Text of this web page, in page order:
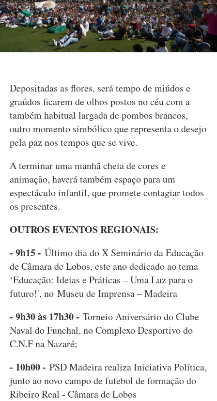
Depositadas as flores, será tempo de miúdos e
graúdos ficarem de olhos postos no céu com a
também habitual largada de pombos brancos,
outro momento simbólico que representa o desejo
pela paz nos tempos que se vive.
A terminar uma manhã cheia de cores e
animação, haverá também espaço para um
espectáculo infantil, que promete contagiar todos
os presentes.
OUTROS EVENTOS REGIONAIS:
- 9h15 - Último dia do X Seminário da Educação
de Câmara de Lobos, este ano dedicado ao tema
‘Educação: Ideias e Práticas – Uma Luz para o
futuro!', no Museu de Imprensa – Madeira
- 9h30 às 17h30 - Torneio Aniversário do Clube
Naval do Funchal, no Complexo Desportivo do
C.N.F na Nazaré;
- 10h00 - PSD Madeira realiza Iniciativa Política,
junto ao novo campo de futebol de formação do
Ribeiro Real - Câmara de Lobos